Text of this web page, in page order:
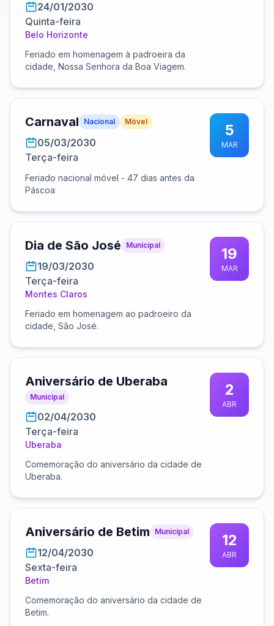
24/01/2030
Quinta-feira
Belo Horizonte
Feriado em homenagem à padroeira da
cidade, Nossa Senhora da Boa Viagem.
Carnaval Nacional Móvel
05/03/2030
Terça-feira
Feriado nacional móvel - 47 dias antes da
Páscoa
5
MAR
Dia de São José Municipal
19/03/2030
Terça-feira
Montes Claros
Feriado em homenagem ao padroeiro da
cidade, São José.
19
MAR
Aniversário de Uberaba
Municipal
02/04/2030
Terça-feira
Uberaba
Comemoração do aniversário da cidade de
Uberaba.
2
ABR
Aniversário de Betim Municipal
12/04/2030
Sexta-feira
Betim
Comemoração do aniversário da cidade de
Betim.
12
ABR